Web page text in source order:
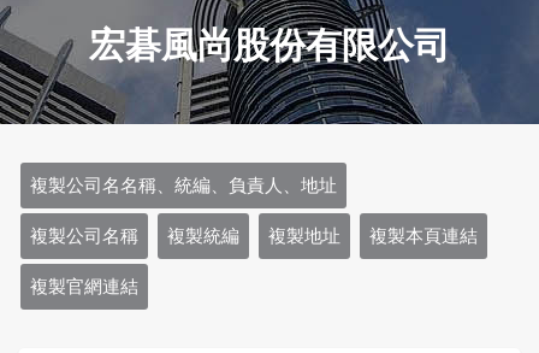
宏碁風尚股份有限公司
複製公司名名稱、統編、負責人、地址
複製公司名稱 複製統編 複製地址 複製本頁連結
複製官網連結